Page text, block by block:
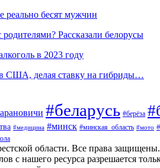
реально бесят мужчин
Рассказали белорусы
в 2023 году
в США, делая ставку на гибриды…
#беларусь #берёза
#медицина #минск #минская_область #мото
области. Все права защищены.
с нашего ресурса разрешается